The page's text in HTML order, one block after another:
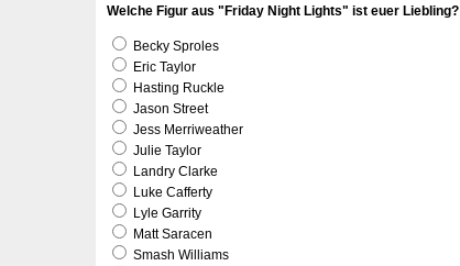
Welche Figur aus "Friday Night Lights" ist euer Liebling?
Becky Sproles
Eric Taylor
Hasting Ruckle
Jason Street
Jess Merriweather
Julie Taylor
Landry Clarke
Luke Cafferty
Lyle Garrity
Matt Saracen
Smash Williams